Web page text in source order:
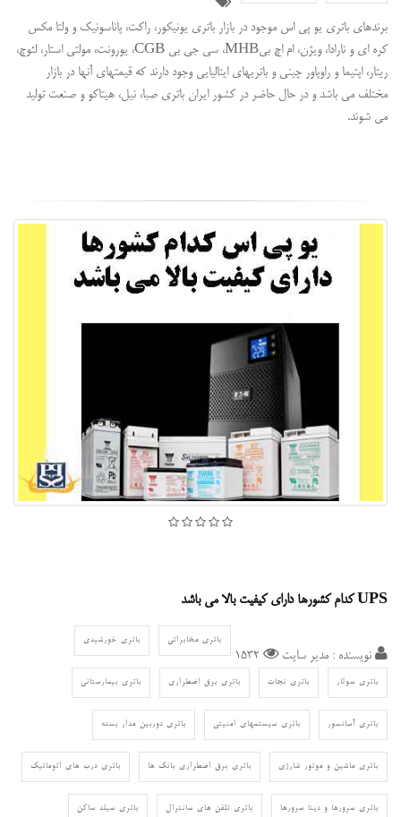
برندهای باتری یو پی اس موجود در بازار باتری یونیکور، راکت، پاناسونیک و ولتا مکس
کره ای و نارادا، ویژن، ام اچ بیMHB، سی جی بی CGB، یورونت، مولتی استار، لئوچ،
ریتار، اپتیما و راوپاور چینی و باتریهای ایتالیایی وجود دارند که قیمتهای آنها در بازار
مختلف می باشد و در حال حاضر در کشور ایران باتری صبا، نیل، هیتاکو و صنعت تولید
می شوند.
UPS کدام کشورها دارای کیفیت بالا می باشد
نویسنده : مدیر سایت 1532
باتری مخابراتی باتری خورشیدی
باتری سولار باتری نجات باتری برق اضطراری باتری بیمارستانی
باتری آسانسور باتری سیستمهای امنیتی باتری دوربین مدار بسته
باتری ماشین و موتور شارژی باتری برق اضطراری بانک ها باتری درب های اتوماتیک
باتری سرورها و دیتا سرورها باتری تلفن های سانترال باتری سیلد ساکن